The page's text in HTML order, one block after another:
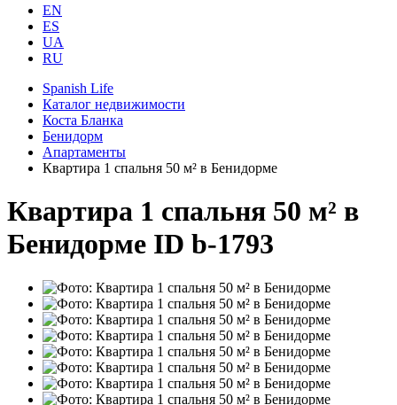
EN
ES
UA
RU
Spanish Life
Каталог недвижимости
Коста Бланка
Бенидорм
Апартаменты
Квартира 1 спальня 50 м² в Бенидорме
Квартира 1 спальня 50 м² в
Бенидорме ID b-1793